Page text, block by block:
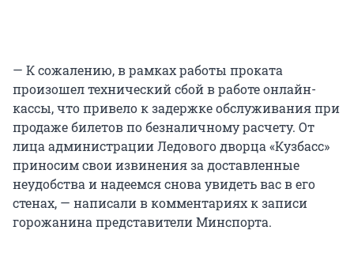
— К сожалению, в рамках работы проката
произошел технический сбой в работе онлайн-
кассы, что привело к задержке обслуживания при
продаже билетов по безналичному расчету. От
лица администрации Ледового дворца «Кузбасс»
приносим свои извинения за доставленные
неудобства и надеемся снова увидеть вас в его
стенах, — написали в комментариях к записи
горожанина представители Минспорта.